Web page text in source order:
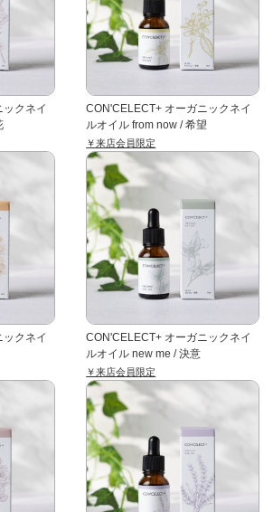
クネイ
CON'CELECT+ オーガニックネイ
ルオイル from now / 希望
￥来店会員限定
クネイ
CON'CELECT+ オーガニックネイ
ルオイル new me / 決意
￥来店会員限定